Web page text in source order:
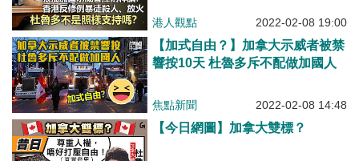
港人觀點 2022-02-08 19:00
【加式自由？】加拿大示威者被禁
響按10天 杜魯多斥不配做加國人
焦點新聞 2022-02-08 14:48
【今日網圖】加拿大雙標？